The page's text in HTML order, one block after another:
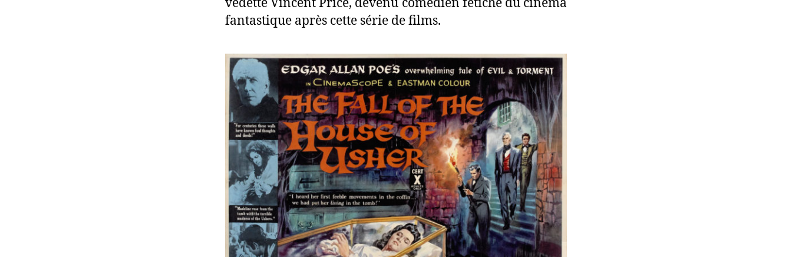
fantastique après cette série de films.